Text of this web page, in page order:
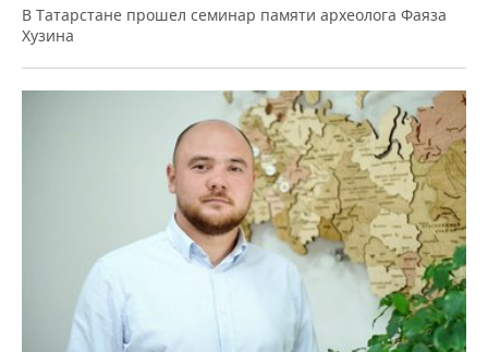
В Татарстане прошел семинар памяти археолога Фаяза
Хузина